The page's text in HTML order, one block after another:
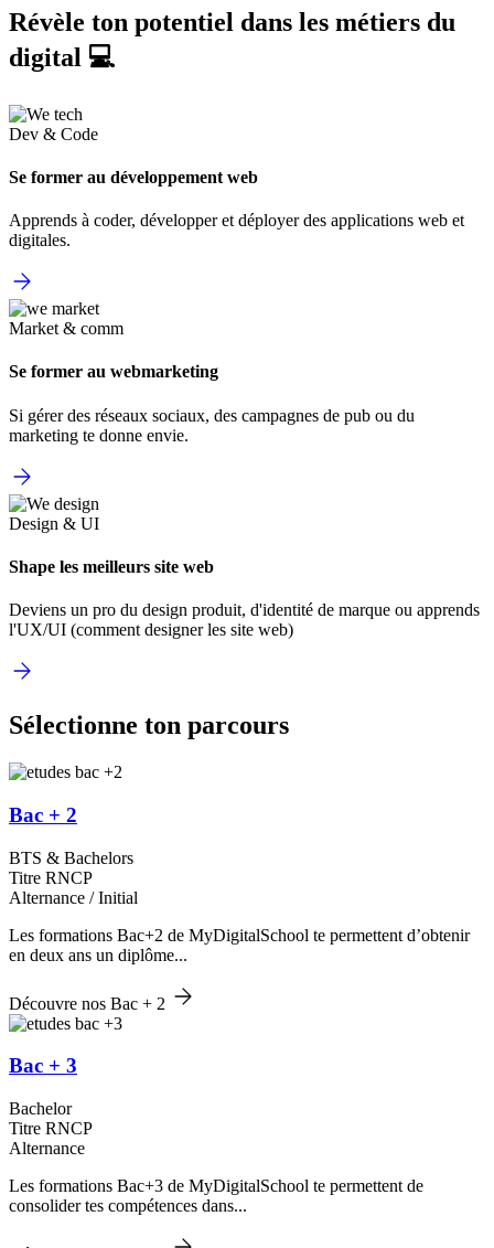
Révèle ton potentiel dans les métiers du
digital 💻
Dev & Code
Se former au développement web
Apprends à coder, développer et déployer des applications web et
digitales.
Market & comm
Se former au webmarketing
Si gérer des réseaux sociaux, des campagnes de pub ou du
marketing te donne envie.
Design & UI
Shape les meilleurs site web
Deviens un pro du design produit, d'identité de marque ou apprends
l'UX/UI (comment designer les site web)
Sélectionne ton parcours
Bac + 2
BTS & Bachelors
Titre RNCP
Alternance / Initial
Les formations Bac+2 de MyDigitalSchool te permettent d’obtenir
en deux ans un diplôme...
Découvre nos Bac + 2
Bac + 3
Bachelor
Titre RNCP
Alternance
Les formations Bac+3 de MyDigitalSchool te permettent de
consolider tes compétences dans...